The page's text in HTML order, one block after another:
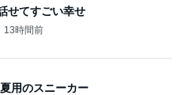
せてすごい幸せ
13時間前
用のスニーカー